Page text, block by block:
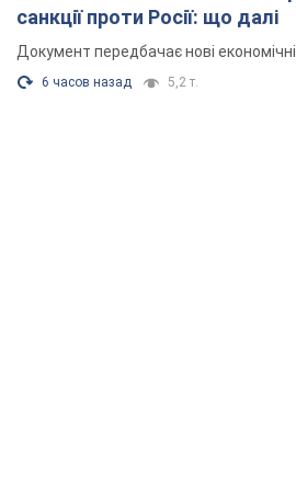
санкції проти Росії: що далі
Документ передбачає нові
6 часов назад 5,2 т.